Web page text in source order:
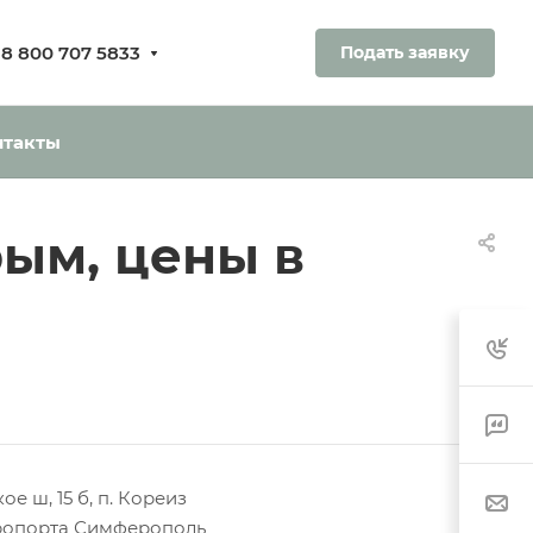
8 800 707 5833 Подать заявку
цены в
ш, 15 б, п. Кореиз
Симферополь